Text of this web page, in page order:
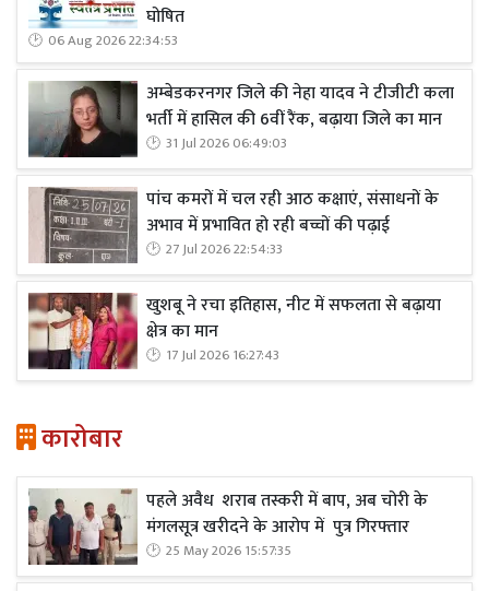
घोषित
06 Aug 2026 22:34:53
अम्बेडकरनगर जिले की नेहा यादव ने टीजीटी कला
भर्ती में हासिल की 6वीं रैंक, बढ़ाया जिले का मान
31 Jul 2026 06:49:03
पांच कमरों में चल रही आठ कक्षाएं, संसाधनों के
अभाव में प्रभावित हो रही बच्चों की पढ़ाई
27 Jul 2026 22:54:33
खुशबू ने रचा इतिहास, नीट में सफलता से बढ़ाया
क्षेत्र का मान
17 Jul 2026 16:27:43
कारोबार
पहले अवैध शराब तस्करी में बाप, अब चोरी के
मंगलसूत्र खरीदने के आरोप में पुत्र गिरफ्तार
25 May 2026 15:57:35